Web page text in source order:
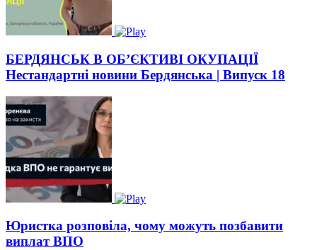
БЕРДЯНСЬК В ОБ’ЄКТИВІ ОКУПАЦІЇ
Нестандартні новини Бердянська | Випуск 18
Юристка розповіла, чому можуть позбавити
виплат ВПО